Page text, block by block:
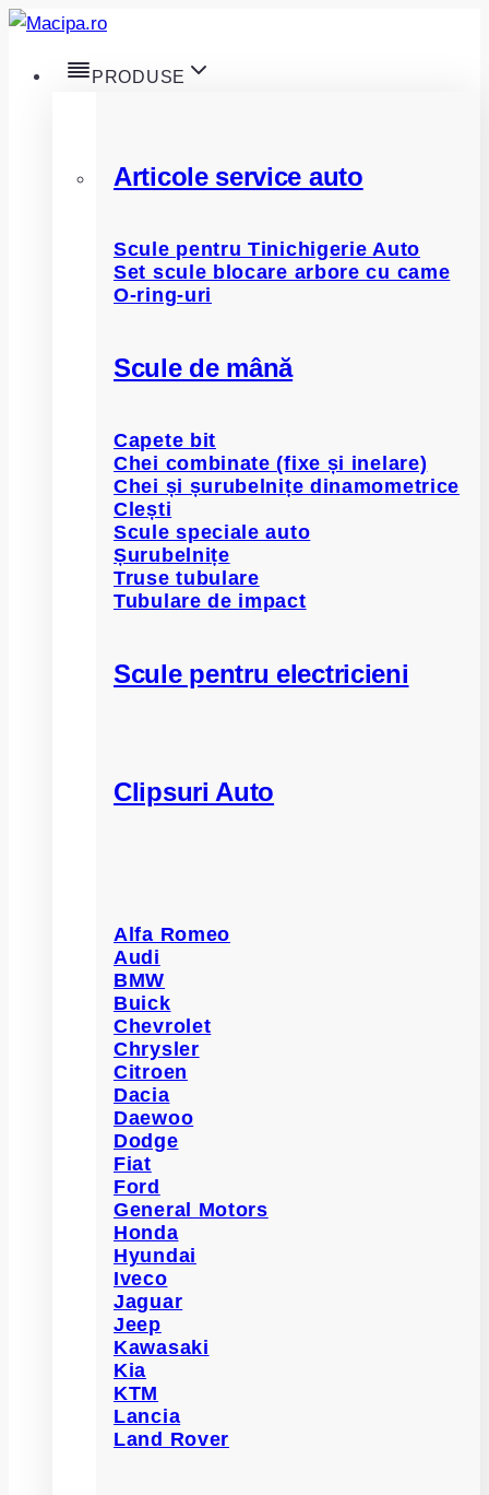
Skip
content
PRODUSE
Articole service auto
Scule pentru Tinichigerie Auto
Set scule blocare arbore cu came
O-ring-uri
Scule de mână
Capete bit
Chei combinate (fixe și inelare)
Chei și șurubelnițe dinamometrice
Clești
Scule speciale auto
Șurubelnițe
Truse tubulare
Tubulare de impact
Scule pentru electricieni
Clipsuri Auto
Alfa Romeo
Audi
BMW
Buick
Chevrolet
Chrysler
Citroen
Dacia
Daewoo
Dodge
Fiat
Ford
General Motors
Honda
Hyundai
Iveco
Jaguar
Jeep
Kawasaki
Kia
KTM
Lancia
Land Rover